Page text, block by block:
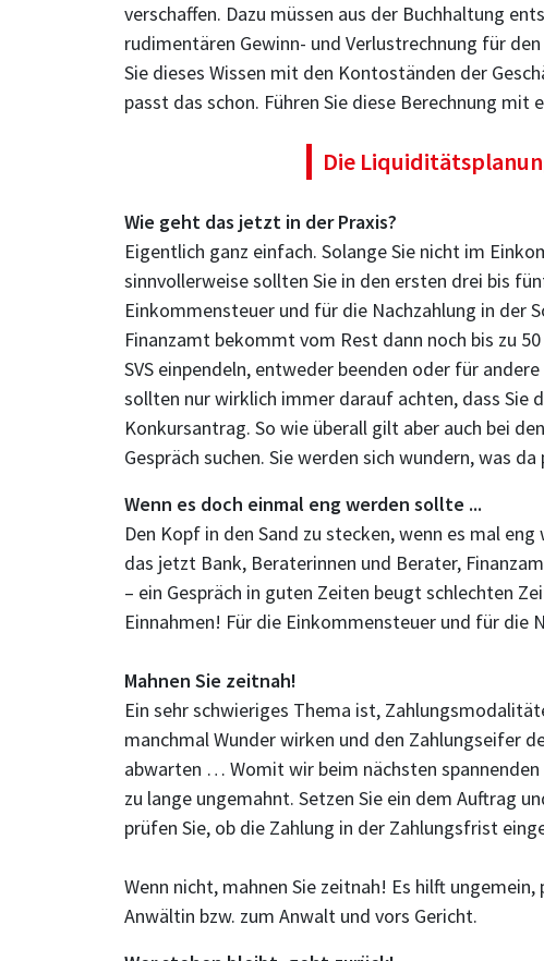
verschaffen. Dazu müssen aus der Buchhaltung
rudimentären Gewinn- und Verlustrechnung für
Sie dieses Wissen mit den Kontoständen der
passt das schon. Führen Sie diese Berechnung
Die
Wie geht das jetzt in der Praxis?
Eigentlich ganz einfach. Solange Sie nicht im
sinnvollerweise sollten Sie in den ersten drei bis
Einkommensteuer und für die Nachzahlung in der
Finanzamt bekommt vom Rest dann noch bis zu
SVS einpendeln, entweder beenden oder für
sollten nur wirklich immer darauf achten, dass Sie
Konkursantrag. So wie überall gilt aber auch bei
Gespräch suchen. Sie werden sich wundern, was
Wenn es doch einmal eng werden sollte ...
Den Kopf in den Sand zu stecken, wenn es mal
das jetzt Bank, Beraterinnen und Berater,
– ein Gespräch in guten Zeiten beugt schlechten
Einnahmen! Für die Einkommensteuer und für die
Mahnen Sie zeitnah!
Ein sehr schwieriges Thema ist,
manchmal Wunder wirken und den Zahlungseifer
abwarten … Womit wir beim nächsten
zu lange ungemahnt. Setzen Sie ein dem Auftrag
prüfen Sie, ob die Zahlung in der Zahlungsfrist
Wenn nicht, mahnen Sie zeitnah! Es hilft
Anwältin bzw. zum Anwalt und vors Gericht.